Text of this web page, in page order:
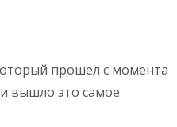
прошел с момента
вышло это самое